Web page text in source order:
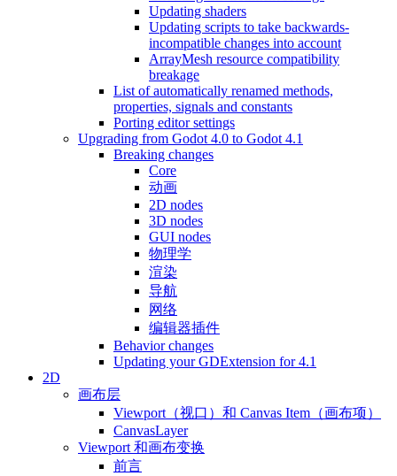
Updating shaders
Updating scripts to take backwards-
incompatible changes into account
ArrayMesh resource compatibility
breakage
List of automatically renamed methods,
properties, signals and constants
Porting editor settings
Upgrading from Godot 4.0 to Godot 4.1
Breaking changes
Core
动画
2D nodes
3D nodes
GUI nodes
物理学
渲染
导航
网络
编辑器插件
Behavior changes
Updating your GDExtension for 4.1
2D
画布层
Viewport（视口）和 Canvas Item（画布项）
CanvasLayer
Viewport 和画布变换
前言